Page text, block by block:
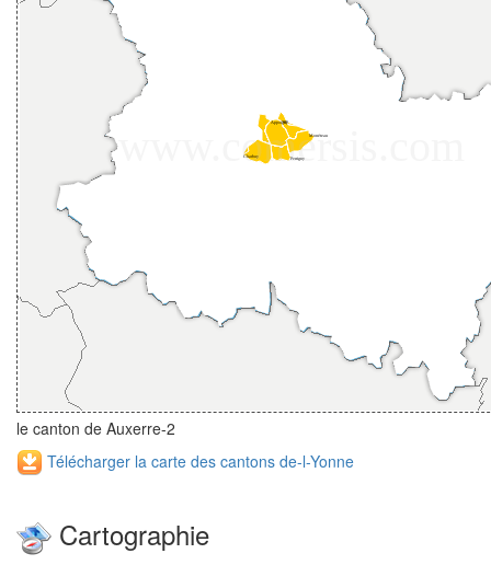
le canton de Auxerre-2
Télécharger la carte des cantons de-l-Yonne
Cartographie